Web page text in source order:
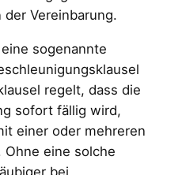
Vereinbarung.
sogenannte
regelt, dass die
sofort fällig wird,
einer oder mehreren
Ohne eine solche